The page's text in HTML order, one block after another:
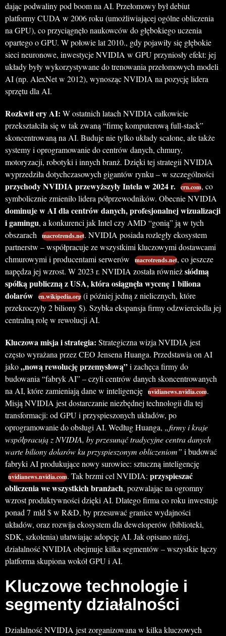
dając podwaliny pod boom na AI. Przełomowy był debiut
platformy CUDA w 2006 roku (umożliwiającej ogólne obliczenia
na GPU), co przyciągnęło naukowców do głębokiego uczenia
opartego o GPU. W połowie lat 2010., gdy pojawiły się głębokie
sieci neuronowe, inwestycje NVIDIA w GPU przyniosły efekt: jej
układy były wykorzystywane do trenowania przełomowych modeli
AI (np. AlexNet w 2012), wynosząc NVIDIA na pozycję lidera
sprzętu dla AI.
Rozkwit ery AI: W ostatnich latach NVIDIA całkowicie
przekształciła się w tak zwaną “firmę komputerową full-stack”
skoncentrowaną na AI. Buduje nie tylko układy scalone, ale także
systemy i oprogramowanie do centrów danych, chmury,
motoryzacji, robotyki i innych branż. Dzięki tej strategii NVIDIA
wyprzedziła dotychczasowych gigantów rynku – w szczególności
przychody NVIDIA przewyższyły Intela w 2024 r. crn.com, co
symbolicznie zmieniło lidera półprzewodników. Obecnie NVIDIA
dominuje w AI dla centrów danych, profesjonalnej wizualizacji
i gamingu, a konkurenci jak Intel czy AMD “gonią” ją w tych
obszarach macrotrends.net. NVIDIA posiada rozległy ekosystem
partnerstw – współpracuje ze wszystkimi kluczowymi dostawcami
chmurowymi i producentami serwerów
macrotrends.net, co jeszcze
napędza jej wzrost. W 2023 r. NVIDIA została równieżsiódmą
spółką publiczną z USA, która osiągnęła wycenę 1 biliona
dolarów en.wikipedia.org (i później jedną z nielicznych, które
przekroczyły 2 biliony $). Szybka ekspansja firmy odzwierciedla jej
centralną rolę w rewolucji AI.
Kluczowa misja i strategia: Strategiczna wizja NVIDIA jest
często wyrażana przez CEO Jensena Huanga. Przedstawia on AI
jako„nową rewolucję przemysłową”i zachęca firmy do
budowania “fabryk AI” – czyli centrów danych skoncentrowanych
na AI, które zamieniają dane w inteligencję nvidianews.nvidia.com.
Misją NVIDIA jest dostarczanie niezbędnej technologii dla tej
transformacji: od GPU i przyspieszonych układów, po
oprogramowanie do obsługi AI. Według Huanga, „firmy i kraje
współpracują z NVIDIA, by przesunąć tradycyjne centra danych
warte biliony dolarów ku przyspieszonym obliczeniom” i budować
fabryki AI produkujące nowy surowiec: sztuczną inteligencję
nvidianews.nvidia.com. Tak brzmi cel NVIDIA: przyspieszać
obliczenia we wszystkich branżach, pozwalając na ogromny
wzrost produktywności dzięki AI. Dlatego firma co roku inwestuje
ponad 7 mld $ w R&D, by przesuwać granice wydajności
układów, oraz rozwija ekosystem dla deweloperów (biblioteki,
SDK, szkolenia) ułatwiając adopcję AI. Jak opisano niżej,
działalność NVIDIA obejmuje kilka segmentów – wszystkie łączy
platforma skupiona wokół GPU i AI.
Kluczowe technologie i
segmenty działalności
Działalność NVIDIA jest zorganizowana w kilka kluczowych